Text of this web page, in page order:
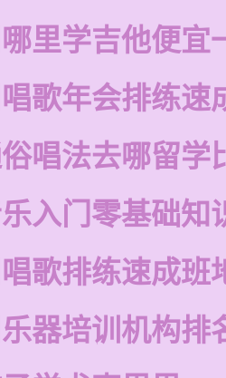
里学吉他便宜
歌年会排练速
唱法去哪留学
入门零基础知
歌排练速成班
器培训机构排